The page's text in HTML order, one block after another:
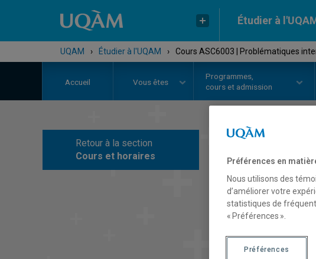
Étudier à
UQAM › Étudier à l'UQAM › Cours ASC6003 | Problématiques
Accueil Vous êtes
Programmes,
cours et admission
Retour à la section
Cours et horaires
COURS
Préférences en
Nous utilisons des
d’améliorer votre
statistiques de
« Préférences ».
Préférences